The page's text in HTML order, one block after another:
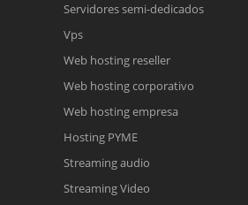
Reunión online
un correo electrónico con el enlace a
Cotización
y nos contactaremos a la brevedad.
Chat Online
están fuera de línea. Complete el formulario
electrónico con sus datos personales.
Servidores semi-dedicados
Vps
Web hosting reseller
Web hosting corporativo
Web hosting empresa
Hosting PYME
Streaming audio
Streaming Video